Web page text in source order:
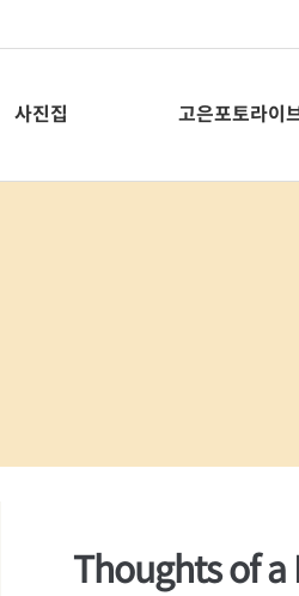
사진집 고은포토라이
Thoughts of a